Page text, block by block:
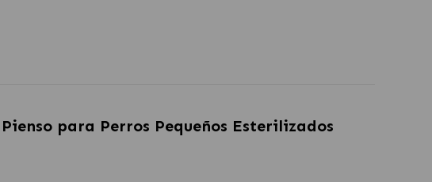
para Perros Pequeños Esterilizados